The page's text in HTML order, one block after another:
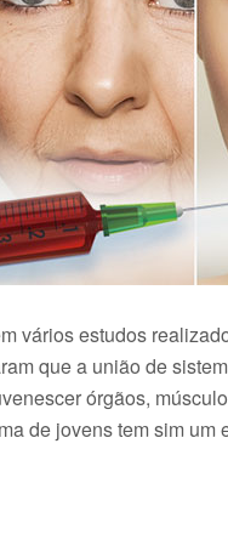
vários estudos
que a união de
órgãos,
de jovens tem sim